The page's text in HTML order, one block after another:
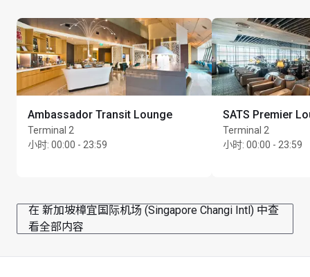
逗留 2 小时，并可享用 1 份餐厅指定美食和茶点套餐，
包括一杯酒精饮料或无酒精饮料
每享用 1 份套餐代表持卡人使用现有的到访贵宾室礼遇
1 次，在适用的情况下，须据此向持卡人收费。例如，
如果持卡人登记了 1 位同行宾客，则其在 24 小时内亦可
享用 1 份套餐，并按 1 次持卡人到访和 1 次同行宾客到
访向其账户收费。每位持卡人每次到访贵宾室时，只可
使用及登记 1 张会员卡
套餐不可转让，不可兑换为现金等价物或退款，亦不可
用于支付小费
capacity at certain times of the day & access to the
Ambassador Transit Lounge
Terminal 2
小时: 00:00 - 23:59
SATS Premier
Terminal 2
小时: 00:00 - 23:59
在 新加坡樟宜国际机场 (Singapore Changi Intl) 中查
看全部内容